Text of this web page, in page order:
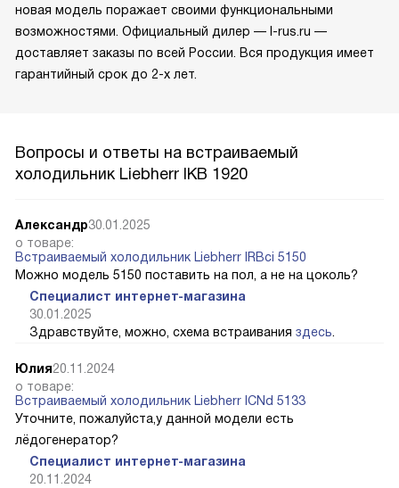
новая модель поражает своими функциональными
возможностями. Официальный дилер — l-rus.ru —
доставляет заказы по всей России. Вся продукция имеет
гарантийный срок до 2-х лет.
Вопросы и ответы на встраиваемый
холодильник Liebherr IKB 1920
Александр30.01.2025
о товаре:
Встраиваемый холодильник Liebherr IRBci 5150
Можно модель 5150 поставить на пол, а не на цоколь?
Специалист интернет-магазина
30.01.2025
Здравствуйте, можно, схема встраивания здесь
Юлия20.11.2024
о товаре:
Встраиваемый холодильник Liebherr ICNd 5133
Уточните, пожалуйста,у данной модели есть
лёдогенератор?
Специалист интернет-магазина
20.11.2024